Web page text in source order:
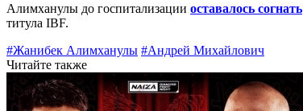
Алимханулы до госпитализации оставалось согнать
титула IBF.
#Жанибек Алимханулы #Андрей Михайлович
Читайте также